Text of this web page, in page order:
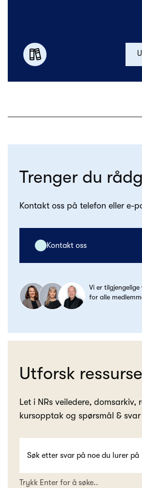
Trenger du
Kontakt oss på telefon eller e-
Kontakt oss
Vi er
for alle
Utforsk
Let i NRs veiledere, domsarkiv,
kursopptak og spørsmål & svar
Trykk Enter for å søke..